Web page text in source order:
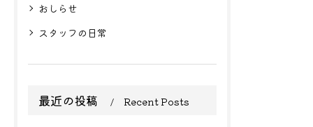
おしらせ
スタッフの日常
最近の投稿 Recent Posts